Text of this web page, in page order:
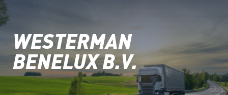
WESTERMAN
BENELUX B.V.